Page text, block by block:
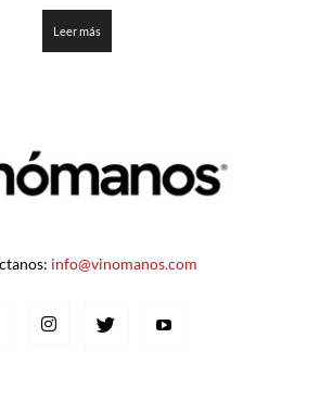
de 5
Leer más
info@vinomanos.com